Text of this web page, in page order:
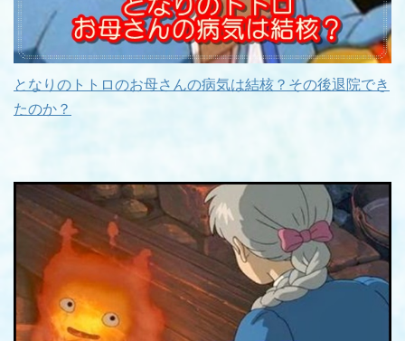
となりのトトロのお母さんの病気は結核？その後退院でき
たのか？